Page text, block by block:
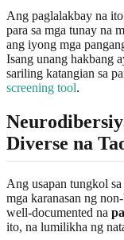
Ang paglalakbay na
para sa mga tunay na
ang iyong mga
Isang unang hakbang
sariling katangian sa
screening tool.
Diverse na
Ang usapan tungkol
mga karanasan ng
well-documented na
ito, na lumilikha ng